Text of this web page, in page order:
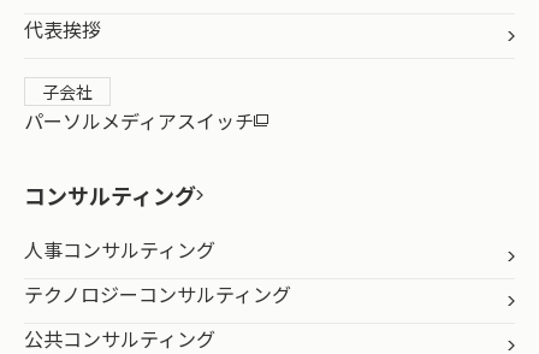
代表挨拶
子会社
パーソルメディアスイッチ
コンサルティング
人事コンサルティング
テクノロジーコンサルティング
公共コンサルティング